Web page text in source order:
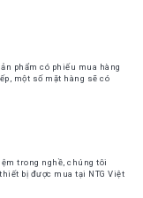
phẩm có phiếu mua hàng
một số mặt hàng sẽ có
trong nghề, chúng tôi
bị được mua tại NTG Việt